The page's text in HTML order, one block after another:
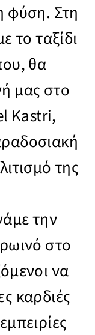
φύση. Στη
το ταξίδι
θα
μας στο
Kastri,
της
την
στο
να
καρδιές